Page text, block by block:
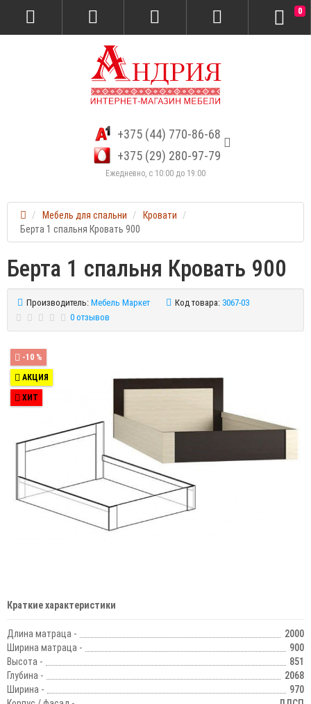
+375 (44) 770-86-68
+375 (29) 280-97-79
Ежедневно, с 10:00 до 19:00
0
Мебель для спальни
Кровати
Берта 1 спальня Кровать 900
Берта 1 спальня Кровать 900
Производитель: Мебель Маркет Код товара: 3067-03
0 отзывов
-10 %
АКЦИЯ
ХИТ
Краткие характеристики
Длина матраца -
2000
Ширина матраца -
900
Высота -
851
Глубина -
2068
Ширина -
970